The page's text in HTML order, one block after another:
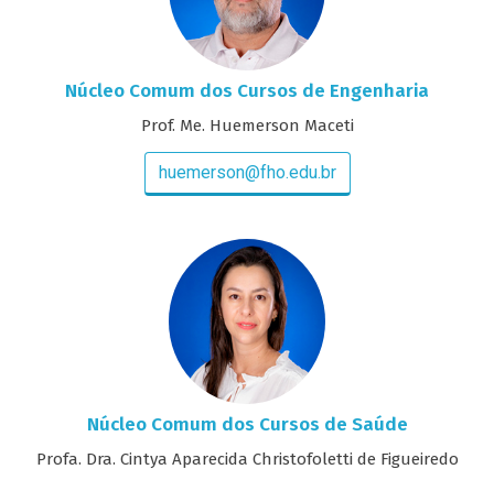
Núcleo Comum dos Cursos de Engenharia
Prof. Me. Huemerson Maceti
huemerson@fho.edu.br
Núcleo Comum dos Cursos de Saúde
Profa. Dra. Cintya Aparecida Christofoletti de Figueiredo